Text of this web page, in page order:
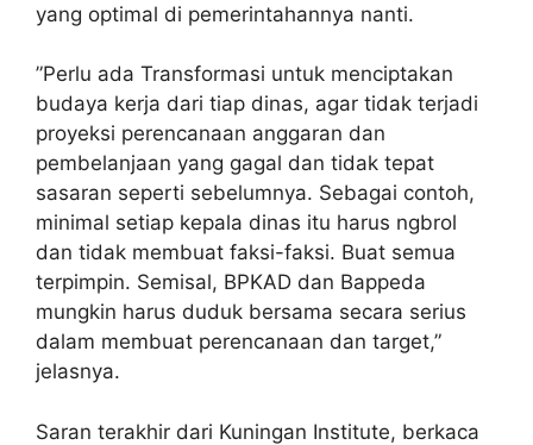
yang optimal di pemerintahannya nanti.
”Perlu ada Transformasi untuk menciptakan
budaya kerja dari tiap dinas, agar tidak terjadi
proyeksi perencanaan anggaran dan
pembelanjaan yang gagal dan tidak tepat
sasaran seperti sebelumnya. Sebagai contoh,
minimal setiap kepala dinas itu harus ngbrol
dan tidak membuat faksi-faksi. Buat semua
terpimpin. Semisal, BPKAD dan Bappeda
mungkin harus duduk bersama secara serius
dalam membuat perencanaan dan target,”
jelasnya.
Saran terakhir dari Kuningan Institute, berkaca